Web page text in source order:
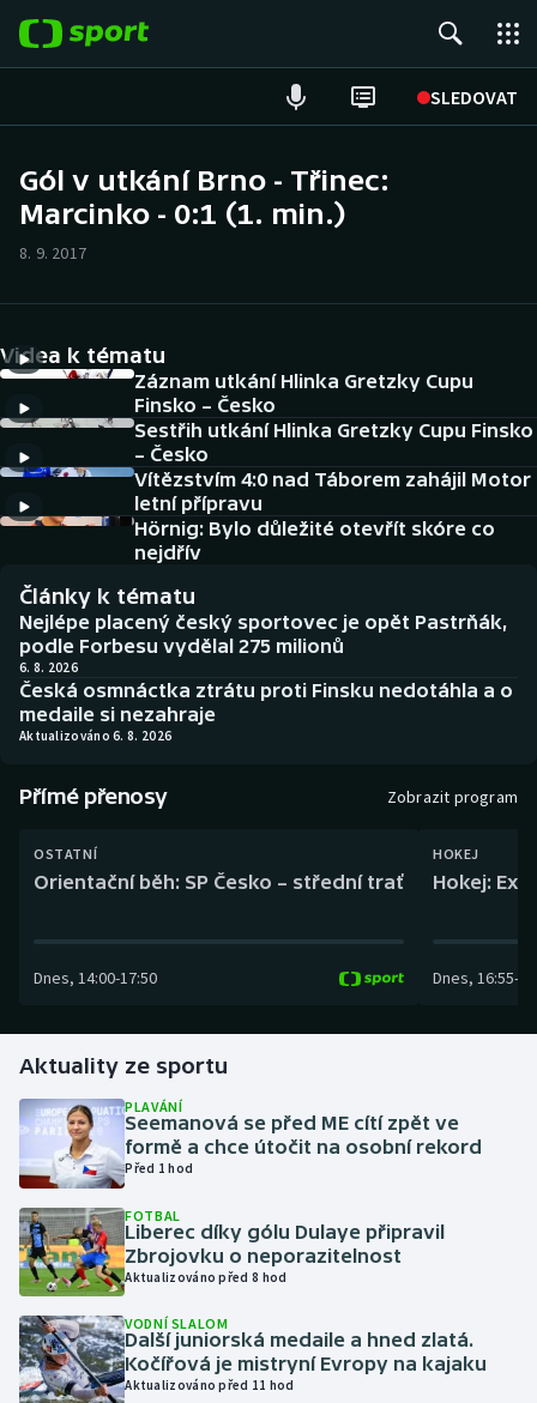
SLEDOVAT
Hokej
Cyklistika
DALŠÍ SPORTY
Americký fotbal
Baseball a softbal
Basketbal
Biatlon
Boby a skeleton
Box
Curling
Golf
Gymnastika
Házená
Jezdectví
Judo
Krasobruslení
NEPŘEHLÉDNĚTE
Historické návraty
Aplikace ČT sport
AZ kvíz
Gól v utkání Brno - Třinec:
Marcinko - 0:1 (1. min.)
8. 9. 2017
Videa k tématu
Záznam utkání Hlinka Gretzky Cupu
Finsko – Česko
Sestřih utkání Hlinka Gretzky Cupu Finsko
– Česko
Vítězstvím 4:0 nad Táborem zahájil Motor
letní přípravu
Hörnig: Bylo důležité otevřít skóre co
nejdřív
Články k tématu
Nejlépe placený český sportovec je opět Pastrňák,
podle Forbesu vydělal 275 milionů
6. 8. 2026
Česká osmnáctka ztrátu proti Finsku nedotáhla a o
medaile si nezahraje
Aktualizováno 6. 8. 2026
Přímé přenosy Zobrazit program
OSTATNÍ
Orientační běh: SP Česko – střední trať
Dnes, 14:00-17:50
HOKEJ
Hokej:
Dnes, 16:55-
Aktuality ze sportu
PLAVÁNÍ
Seemanová se před ME cítí zpět ve
formě a chce útočit na osobní rekord
Před 1 hod
FOTBAL
Liberec díky gólu Dulaye připravil
Zbrojovku o neporazitelnost
Aktualizováno před 8 hod
VODNÍ SLALOM
Další juniorská medaile a hned zlatá.
Kočířová je mistryní Evropy na kajaku
Aktualizováno před 11 hod